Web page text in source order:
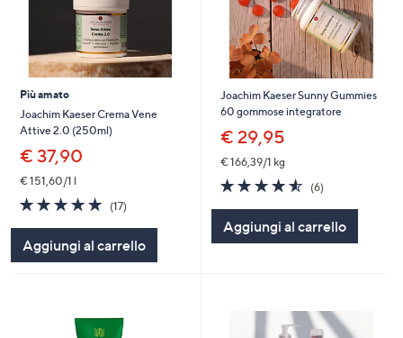
Più amato
Joachim Kaeser Crema Vene
Attive 2.0 (250ml)
€ 37,90
€ 151,60/1 l
4.7
of
Stars
(17)17
Aggiungi al carrello
Joachim Kaeser Sunny Gummies
60 gommose integratore
€ 29,95
€ 166,39/1 kg
4.5
of
Stars
(6)6
Aggiungi al carrello